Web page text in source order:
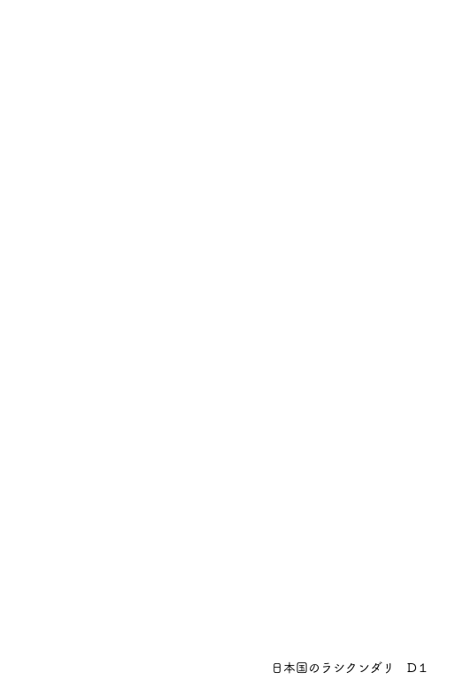
日本国のラシクンダリ　D１